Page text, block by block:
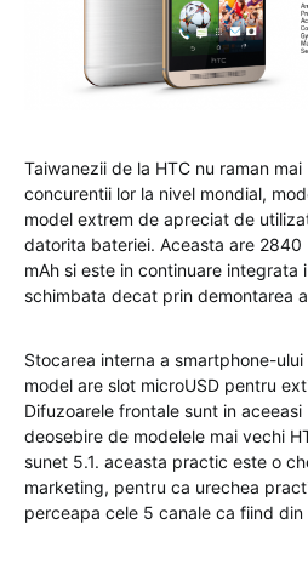
Taiwanezii de la HTC nu raman
concurentii lor la nivel mondial,
model extrem de apreciat de
datorita bateriei. Aceasta are
mAh si este in continuare integrata
schimbata decat prin demontarea
Stocarea interna a smartphone-
model are slot microUSD pentru
Difuzoarele frontale sunt in
deosebire de modelele mai vechi
sunet 5.1. aceasta practic este o
marketing, pentru ca urechea
perceapa cele 5 canale ca fiind